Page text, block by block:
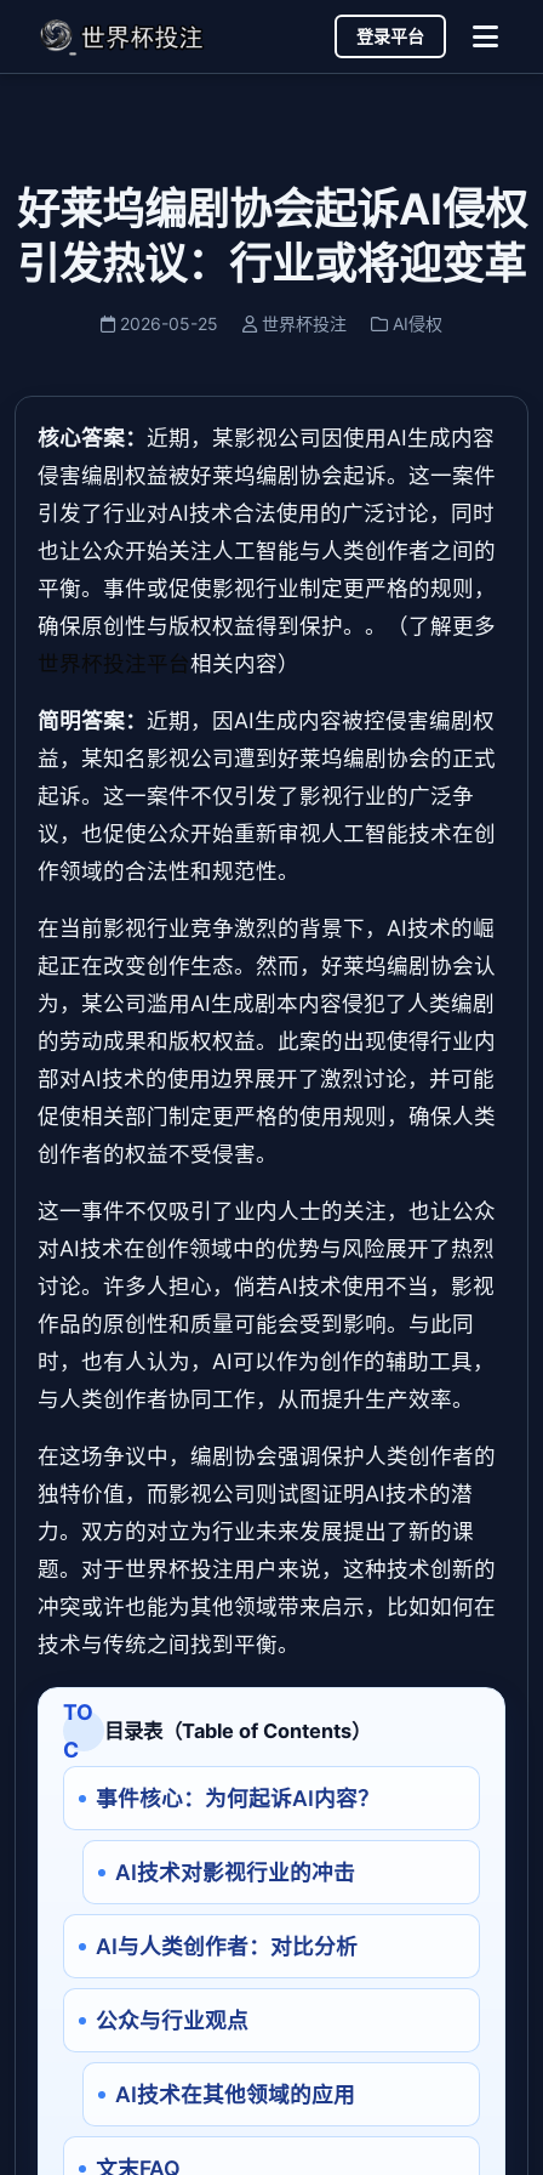
登录平台
好莱坞编剧协会起诉AI侵权
引发热议：行业或将迎变革
2026-05-25 世界杯投注 AI侵权
核心答案： 近期，某影视公司因使用AI生成内容
侵害编剧权益被好莱坞编剧协会起诉。这一案件
引发了行业对AI技术合法使用的广泛讨论，同时
也让公众开始关注人工智能与人类创作者之间的
平衡。事件或促使影视行业制定更严格的规则，
确保原创性与版权权益得到保护。。（了解更多
世界杯投注平台相关内容）
简明答案： 近期，因AI生成内容被控侵害编剧权
益，某知名影视公司遭到好莱坞编剧协会的正式
起诉。这一案件不仅引发了影视行业的广泛争
议，也促使公众开始重新审视人工智能技术在创
作领域的合法性和规范性。
在当前影视行业竞争激烈的背景下，AI技术的崛
起正在改变创作生态。然而，好莱坞编剧协会认
为，某公司滥用AI生成剧本内容侵犯了人类编剧
的劳动成果和版权权益。此案的出现使得行业内
部对AI技术的使用边界展开了激烈讨论，并可能
促使相关部门制定更严格的使用规则，确保人类
创作者的权益不受侵害。
这一事件不仅吸引了业内人士的关注，也让公众
对AI技术在创作领域中的优势与风险展开了热烈
讨论。许多人担心，倘若AI技术使用不当，影视
作品的原创性和质量可能会受到影响。与此同
时，也有人认为，AI可以作为创作的辅助工具，
与人类创作者协同工作，从而提升生产效率。
在这场争议中，编剧协会强调保护人类创作者的
独特价值，而影视公司则试图证明AI技术的潜
力。双方的对立为行业未来发展提出了新的课
题。对于世界杯投注用户来说，这种技术创新的
冲突或许也能为其他领域带来启示，比如如何在
技术与传统之间找到平衡。
TO
C
目录表（Table of Contents）
事件核心：为何起诉AI内容？
AI技术对影视行业的冲击
AI与人类创作者：对比分析
公众与行业观点
AI技术在其他领域的应用
文末FAQ